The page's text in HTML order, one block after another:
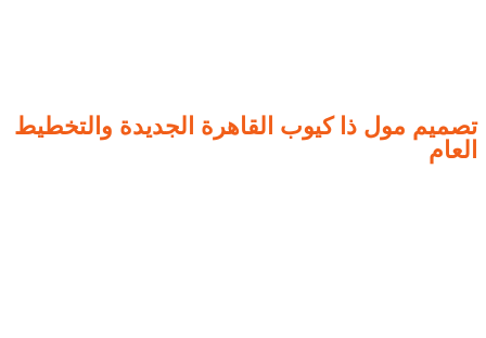
تصميم مول ذا كيوب القاهرة الجديدة والتخطيط
العام